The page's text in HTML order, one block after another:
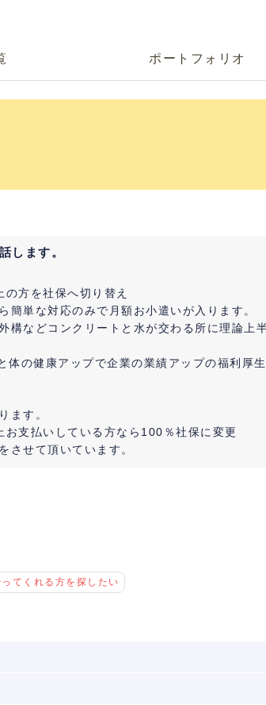
ポートフォリオ
します。
の方を社保へ切り替え
簡単な対応のみで月額お小遣いが入ります。
構などコンクリートと水が交わる所に理論
体の健康アップで企業の業績アップの福利厚生
ます。
支払いしている方なら100％社保に変更
させて頂いています。
てくれる方を探したい